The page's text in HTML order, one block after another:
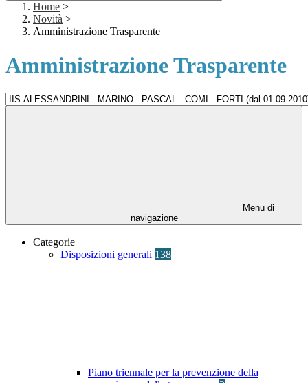
Home >
Novità >
Amministrazione Trasparente
Amministrazione Trasparente
Menu di
navigazione
Categorie
Disposizioni generali 138
Piano triennale per la prevenzione della